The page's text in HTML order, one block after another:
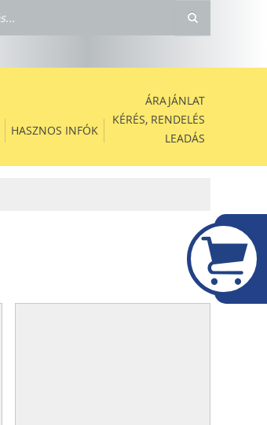
HASZNOS INFÓK
ÁRAJÁNLAT
KÉRÉS, RENDELÉS
LEADÁS